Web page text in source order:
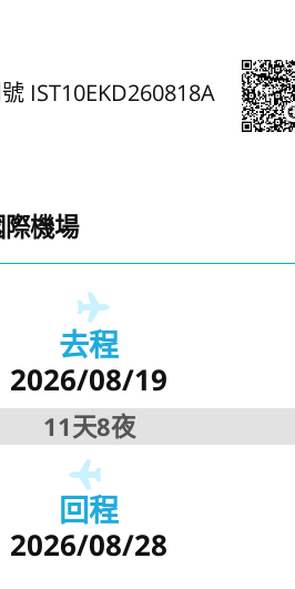
IST10EKD260818A
機場
去程
2026/08/19
11天8夜
回程
2026/08/28